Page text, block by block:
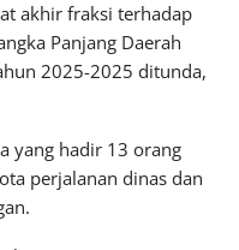
akhir fraksi terhadap
Panjang Daerah
2025-2025 ditunda,
yang hadir 13 orang
perjalanan dinas dan